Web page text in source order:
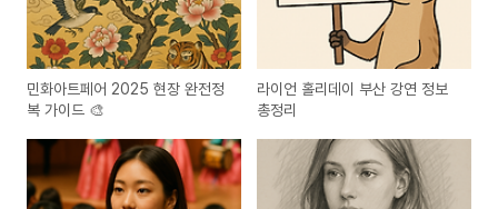
민화아트페어 2025 현장 완전정
복 가이드 🎨
라이언 홀리데이 부산 강연 정보
총정리